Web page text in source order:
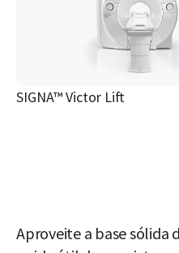
SIGNA™ Victor Lift
Aproveite a base sólida